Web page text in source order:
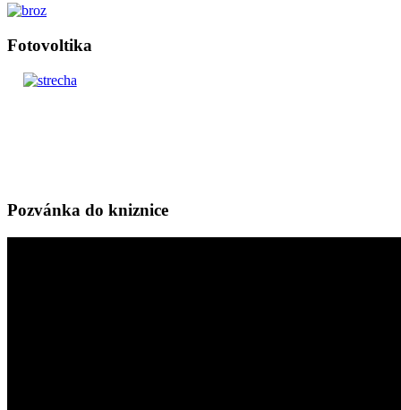
Fotovoltika
Pozvánka do kniznice